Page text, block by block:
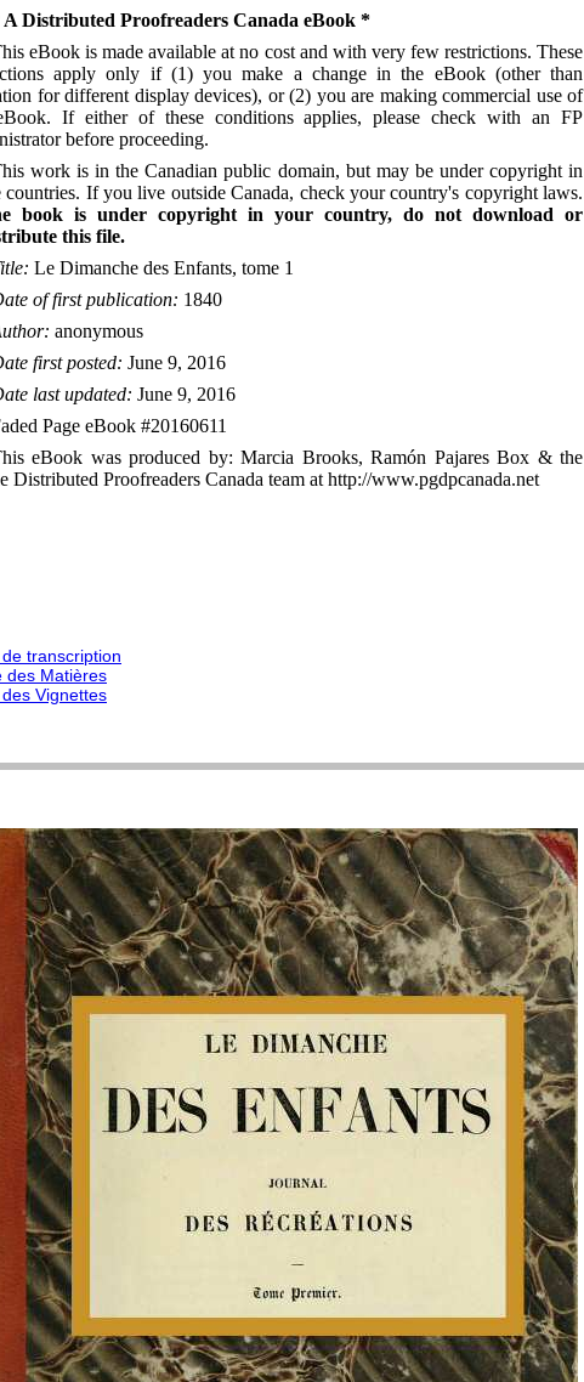
Distributed Proofreaders Canada eBook *
eBook is made available at no cost and with very few restrictions. These
apply only if (1) you make a change in the eBook (other than
for different display devices), or (2) you are making commercial use of
If either of these conditions applies, please check with an FP
before proceeding.
work is in the Canadian public domain, but may be under copyright in
countries. If you live outside Canada, check your country's copyright laws.
book is under copyright in your country, do not download or
this file.
Le Dimanche des Enfants, tome 1
of first publication: 1840
anonymous
first posted: June 9, 2016
last updated: June 9, 2016
Page eBook #20160611
eBook was produced by: Marcia Brooks, Ramón Pajares Box & the
Distributed Proofreaders Canada team at http://www.pgdpcanada.net
transcription
des Matières
Vignettes